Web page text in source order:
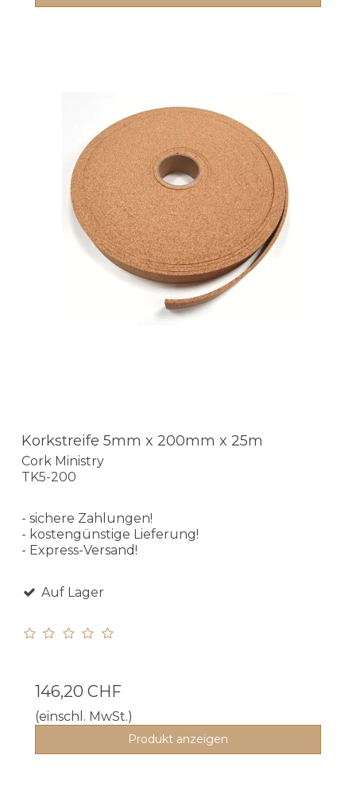
Korkstreife 5mm x 200mm x 25m
Cork Ministry
TK5-200
- sichere Zahlungen!
- kostengünstige Lieferung!
- Express-Versand!
Auf Lager
146,20 CHF
(einschl. MwSt.)
Produkt anzeigen